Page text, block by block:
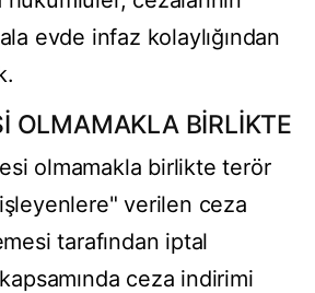
evde infaz kolaylığından
OLMAMAKLA BİRLİKTE
olmamakla birlikte terör
verilen ceza
tarafından iptal
ceza indirimi